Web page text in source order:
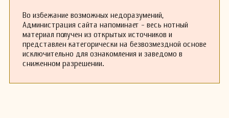
Во избежание возможных недоразумений,
Администрация сайта напоминает - весь нотный
материал получен из открытых источников и
представлен категорически на безвозмездной основе
исключительно для ознакомления и заведомо в
сниженном разрешении.